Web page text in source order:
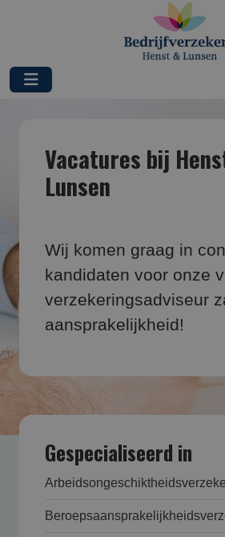
Vacatures bij
Lunsen
Wij komen graag in
kandidaten voor onze
verzekeringsadviseur
aansprakelijkheid!
Gespecialiseerd in